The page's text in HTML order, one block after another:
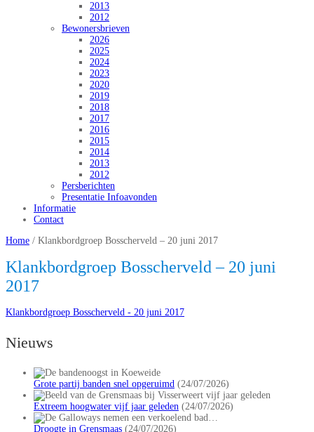
2013
2012
Bewonersbrieven
2026
2025
2024
2023
2020
2019
2018
2017
2016
2015
2014
2013
2012
Persberichten
Presentatie Infoavonden
Informatie
Contact
Home / Klankbordgroep Bosscherveld – 20 juni 2017
Klankbordgroep Bosscherveld – 20 juni
2017
Klankbordgroep Bosscherveld - 20 juni 2017
Nieuws
Grote partij banden snel opgeruimd (24/07/2026)
Extreem hoogwater vijf jaar geleden (24/07/2026)
Droogte in Grensmaas (24/07/2026)